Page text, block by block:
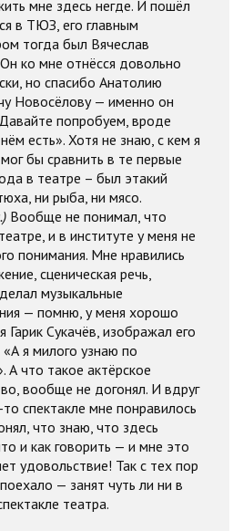
мне здесь негде. И пошёл
в ТЮЗ, его главным
тогда был Вячеслав
ко мне отнёсся довольно
но спасибо Анатолию
Новосёлову — именно он
попробуем, вроде
есть». Хотя не знаю, с кем я
бы сравнить в те первые
в театре – был этакий
ни рыба, ни мясо.
Вообще не понимал, что
и в институте у меня не
понимания. Мне нравились
сценическая речь,
музыкальные
— помню, у меня хорошо
Гарик Сукачёв, изображал его
я милого узнаю по
А что такое актёрское
вообще не догонял. И вдруг
спектакле мне понравилось
что знаю, что здесь
и как говорить — и мне это
удовольствие! Так с тех пор
— занят чуть ли ни в
театра.